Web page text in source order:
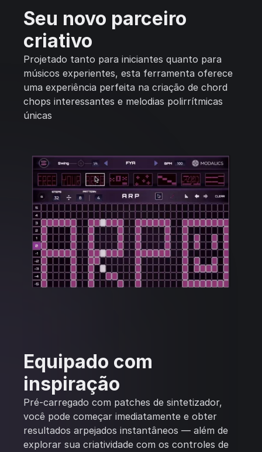
Seu novo parceiro
criativo
Projetado tanto para iniciantes quanto para
músicos experientes, esta ferramenta oferece
uma experiência perfeita na criação de chord
chops interessantes e melodias polirrítmicas
únicas
Equipado com
inspiração
Pré-carregado com patches de sintetizador,
você pode começar imediatamente e obter
resultados arpejados instantâneos — além de
explorar sua criatividade com os controles de